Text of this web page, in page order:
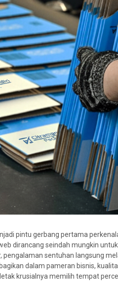
pintu gerbang pertama
dirancang seindah mungkin
sentuhan langsung
dalam pameran bisnis,
krusialnya memilih tempat